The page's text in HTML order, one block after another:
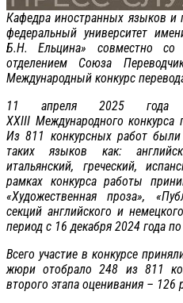
Кафедра иностранных языков и
федеральный университет
Б.Н. Ельцина» совместно со
отделением Союза
Международный конкурс
11 апреля 2025 года
XXIII Международного конкурса
Из 811 конкурсных работ
таких языков как:
итальянский, греческий,
рамках конкурса работы
«Художественная проза»,
секций английского и
период с 16 декабря 2024 года
Всего участие в конкурсе
жюри отобрало 248 из 811
второго этапа оценивания – 126